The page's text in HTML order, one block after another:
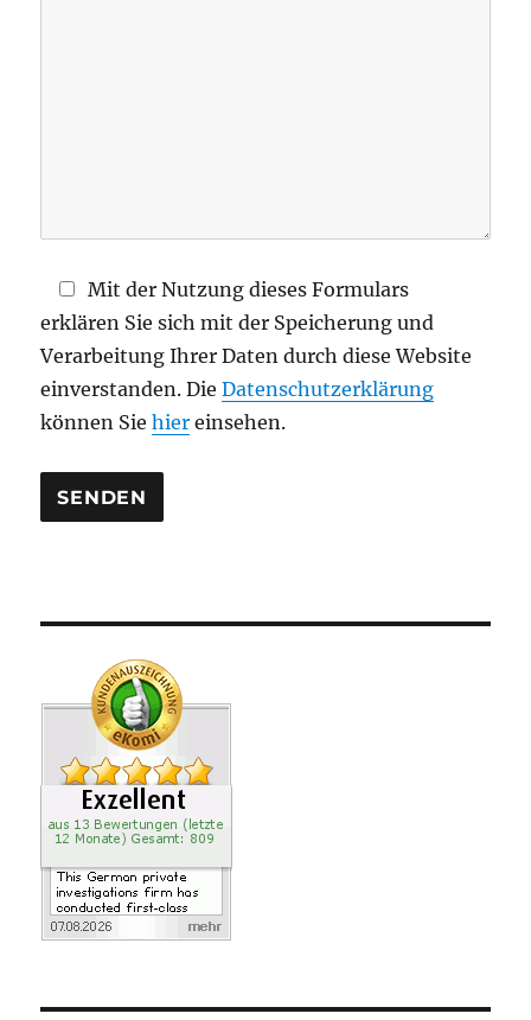
l
e
e
r
Mit der Nutzung dieses Formulars
erklären Sie sich mit der Speicherung und
Verarbeitung Ihrer Daten durch diese Website
einverstanden. DieDatenschutzerklärung
können Siehier einsehen.